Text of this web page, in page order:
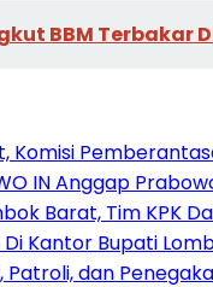
BBM Terbakar
Komisi
IN Anggap
Barat, Tim KPK
Di Kantor Bupati
dan